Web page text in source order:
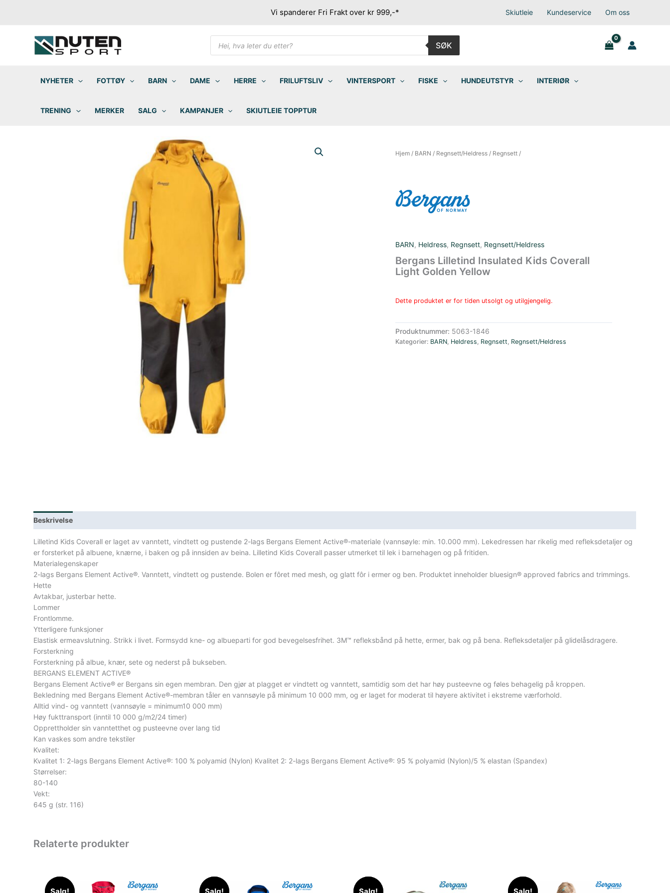
Vi spanderer Fri Frakt over kr 999,-* Skiutleie Kundeservice Om oss
Products
search
SØK
NYHETER FOTTØY BARN DAME HERRE FRILUFTSLIV VINTERSPORT FISKE HUNDEUTSTYR INTERIØR
TRENING MERKER SALG KAMPANJER SKIUTLEIE TOPPTUR
Hjem/ BARN / Regnsett/Heldress/ Regnsett/
BARN, Heldress, Regnsett, Regnsett/Heldress
Bergans Lilletind Insulated Kids Coverall
Light Golden Yellow
Dette produktet er for tiden utsolgt og utilgjengelig.
Produktnummer: 5063-1846
Kategorier: BARN, Heldress, Regnsett, Regnsett/Heldress
Beskrivelse
Lilletind Kids Coverall er laget av vanntett, vindtett og pustende 2-lags Bergans Element Active®-materiale (vannsøyle: min. 10.000 mm). Lekedressen har rikelig med refleksdetaljer og
er forsterket på albuene, knærne, i baken og på innsiden av beina. Lilletind Kids Coverall passer utmerket til lek i barnehagen og på fritiden.
Materialegenskaper
2-lags Bergans Element Active®. Vanntett, vindtett og pustende. Bolen er fôret med mesh, og glatt fôr i ermer og ben. Produktet inneholder bluesign® approved fabrics and trimmings.
Hette
Avtakbar, justerbar hette.
Lommer
Frontlomme.
Ytterligere funksjoner
Elastisk ermeavslutning. Strikk i livet. Formsydd kne- og albueparti for god bevegelsesfrihet. 3M™ refleksbånd på hette, ermer, bak og på bena. Refleksdetaljer på glidelåsdragere.
Forsterkning
Forsterkning på albue, knær, sete og nederst på bukseben.
BERGANS ELEMENT ACTIVE®
Bergans Element Active® er Bergans sin egen membran. Den gjør at plagget er vindtett og vanntett, samtidig som det har høy pusteevne og føles behagelig på kroppen.
Bekledning med Bergans Element Active®-membran tåler en vannsøyle på minimum 10 000 mm, og er laget for moderat til høyere aktivitet i ekstreme værforhold.
Alltid vind- og vanntett (vannsøyle = minimum10 000 mm)
Høy fukttransport (inntil 10 000 g/m2/24 timer)
Opprettholder sin vanntetthet og pusteevne over lang tid
Kan vaskes som andre tekstiler
Kvalitet:
Kvalitet 1: 2-lags Bergans Element Active®: 100 % polyamid (Nylon) Kvalitet 2: 2-lags Bergans Element Active®: 95 % polyamid (Nylon)/5 % elastan (Spandex)
Størrelser:
80-140
Vekt:
645 g (str. 116)
Relaterte produkter